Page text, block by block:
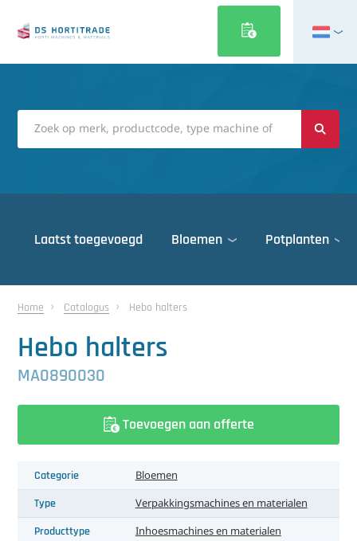
English
Deutsch
Polski
Română
Laatst toegevoegd Bloemen Potplanten
Koeling
Ontvochtiging
Reinigingsmachines
Sorteermachines
Teeltbenodigdheden
Home Catalogus Hebo halters
Hebo halters
MA0890030
Toevoegen aan offerte
Categorie Bloemen
Type Verpakkingsmachines en materialen
Producttype Inhoesmachines en materialen